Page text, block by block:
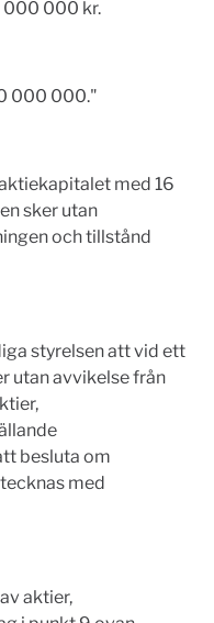
000 000 kr.
000 000."
med 16
sker utan
och tillstånd
styrelsen att vid ett
utan avvikelse från
besluta om
med
aktier,